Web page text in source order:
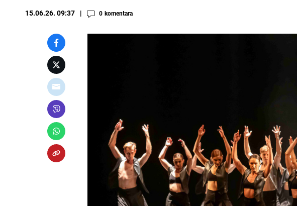
15.06.26. 09:37 0 komentara